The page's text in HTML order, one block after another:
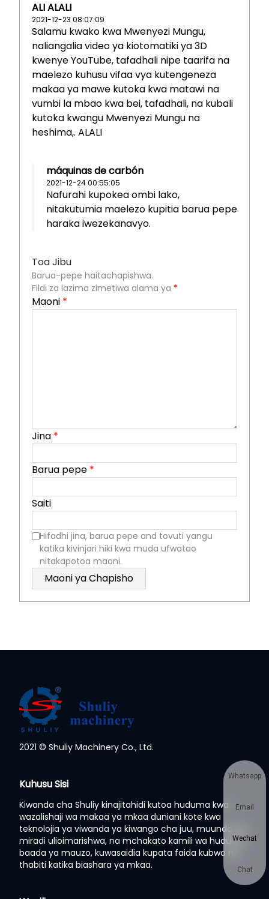
ALI ALALI
2021-12-23 08:07:09
Salamu kwako kwa Mwenyezi Mungu,
naliangalia video ya kiotomatiki ya 3D
kwenye YouTube, tafadhali nipe taarifa na
maelezo kuhusu vifaa vya kutengeneza
makaa ya mawe kutoka kwa matawi na
vumbi la mbao kwa bei, tafadhali, na kubali
kutoka kwangu Mwenyezi Mungu na
heshima,. ALALI
máquinas de carbón
2021-12-24 00:55:05
Nafurahi kupokea ombi lako,
nitakutumia maelezo kupitia barua pepe
haraka iwezekanavyo.
Toa Jibu
Barua-pepe haitachapishwa.
Fildi za lazima zimetiwa alama ya *
Maoni *
Jina *
Barua pepe *
Saiti
Hifadhi jina, barua pepe and tovuti yangu
katika kivinjari hiki kwa muda ufwatao
nitakapotoa maoni.
2021 © Shuliy Machinery Co., Ltd.
Kuhusu Sisi
Kiwanda cha Shuliy kinajitahidi kutoa huduma kwa
wazalishaji wa makaa ya mkaa duniani kote kwa
teknolojia ya viwanda ya kiwango cha juu, muundo wa
miradi ulioimarishwa, na mchakato kamili wa huduma
baada ya mauzo, kuwasaidia kupata faida kubwa na
thabiti katika biashara ya mkaa.
Whatsapp
Email
Wechat
Chat